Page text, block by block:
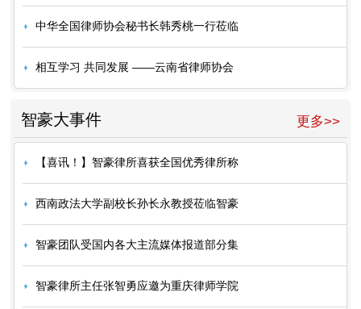
中华全国律师协会秘书长韩秀桃一行莅临
相互学习 共同发展 ——云南省律师协会
更多>>
智豪大事件
【喜讯！】智豪律所喜获全国优秀律所称
西南政法大学副校长孙长永教授莅临智豪
智豪团队受国内各大主流媒体报道部分集
智豪律所主任张智勇应邀为重庆律师学院